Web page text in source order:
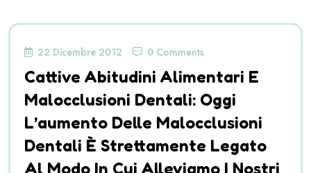
22 Dicembre 2012 0 Comments
Cattive Abitudini Alimentari E
Malocclusioni Dentali: Oggi
L’aumento Delle Malocclusioni
Dentali È Strettamente Legato
Al Modo In Cui Alleviamo I Nostri